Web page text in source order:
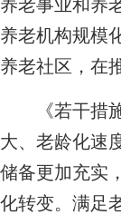
养老事业和养
养老机构规模
养老社区，在
《若干措施
大、老龄化速
储备更加充实
化转变。满足